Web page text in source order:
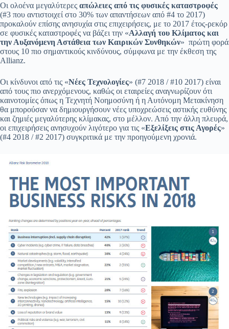
Οι ολοένα μεγαλύτερες απώλειες από τις φυσικές καταστροφές
(#3 που αντιστοιχεί στο 30% των απαντήσεων από #4 το 2017)
προκαλούν επίσης ανησυχία στις επιχειρήσεις, με το 2017 έτος-ρεκόρ
σε φυσικές καταστροφές να βάζει την «Αλλαγή του Κλίματος και
την Αυξανόμενη Αστάθεια των Καιρικών Συνθηκών» πρώτη φορά
στους 10 πιο σημαντικούς κινδύνους, σύμφωνα με την έκθεση της
Allianz.
Οι κίνδυνοι από τις «Νέες Τεχνολογίες» (#7 2018 / #10 2017) είναι
από τους πιο ανερχόμενους, καθώς οι εταιρείες αναγνωρίζουν ότι
καινοτομίες όπως η Τεχνητή Νοημοσύνη ή η Αυτόνομη Μετακίνηση
θα μπορούσαν να δημιουργήσουν νέες υποχρεώσεις αστικής ευθύνης
και ζημιές μεγαλύτερης κλίμακας, στο μέλλον. Από την άλλη πλευρά,
οι επιχειρήσεις ανησυχούν λιγότερο για τις «Εξελίξεις στις Αγορές»
(#4 2018 / #2 2017) συγκριτικά με την προηγούμενη χρονιά.